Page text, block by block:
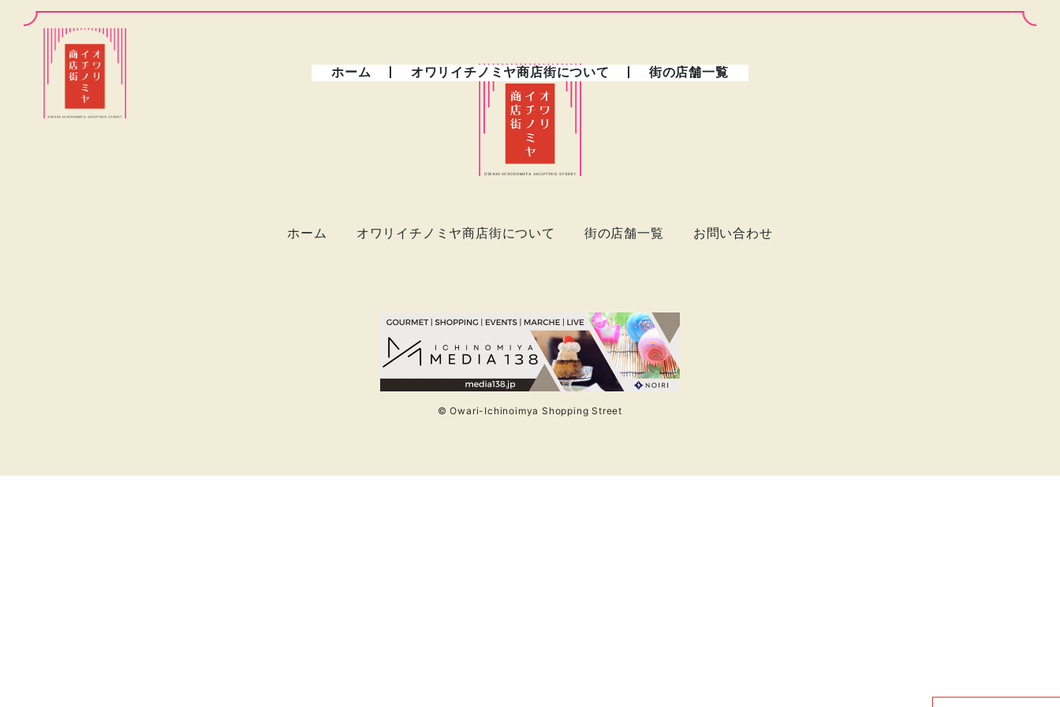
ホーム オワリイチノミヤ商店街について 街の店舗一覧
ホーム オワリイチノミヤ商店街について 街の店舗一覧 お問い合わせ
© Owari-Ichinoimya Shopping Street